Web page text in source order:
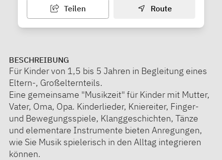
Teilen Route
BESCHREIBUNG
Für Kinder von 1,5 bis 5 Jahren in Begleitung eines
Eltern-, Großelternteils.
Eine gemeinsame "Musikzeit" für Kinder mit Mutter,
Vater, Oma, Opa. Kinderlieder, Kniereiter, Finger-
und Bewegungsspiele, Klanggeschichten, Tänze
und elementare Instrumente bieten Anregungen,
wie Sie Musik spielerisch in den Alltag integrieren
können.